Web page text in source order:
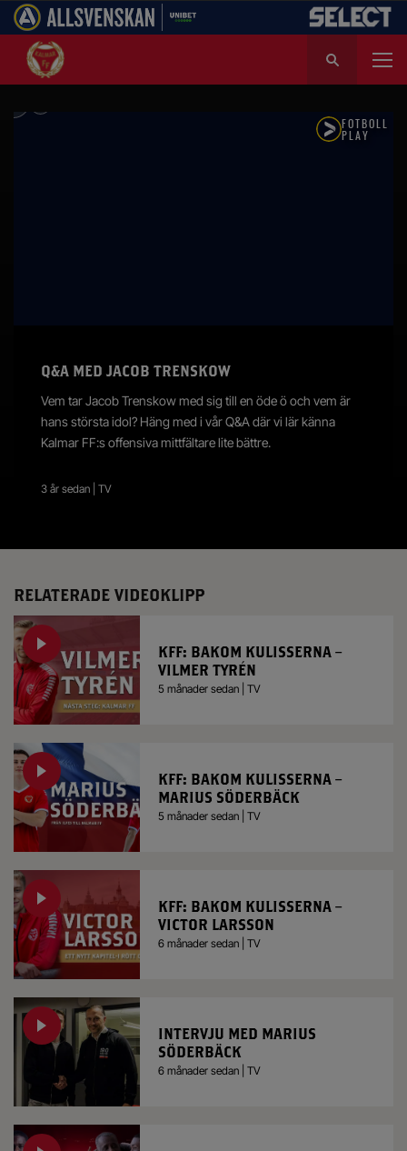
k
f
Q&A MED JACOB TRENSKOW
Vem tar Jacob Trenskow med sig till en öde ö och vem är
hans största idol? Häng med i vår Q&A där vi lär känna
Kalmar FF:s offensiva mittfältare lite bättre.
3 år sedan | TV
RELATERADE VIDEOKLIPP
KFF: BAKOM KULISSERNA –
VILMER TYRÉN
5 månader sedan | TV
KFF: BAKOM KULISSERNA –
MARIUS SÖDERBÄCK
5 månader sedan | TV
KFF: BAKOM KULISSERNA –
VICTOR LARSSON
6 månader sedan | TV
INTERVJU MED MARIUS
SÖDERBÄCK
6 månader sedan | TV